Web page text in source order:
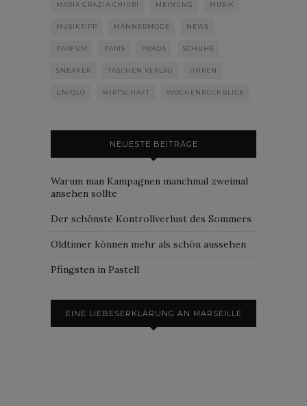
MARIA GRAZIA CHIURI MEINUNG MUSIK
MUSIKTIPP MÄNNERMODE NEWS
PARFUM PARIS PRADA SCHUHE
SNEAKER TASCHEN VERLAG UHREN
UNIQLO WIRTSCHAFT WOCHENRÜCKBLICK
NEUESTE BEITRÄGE
Warum man Kampagnen manchmal zweimal
ansehen sollte
Der schönste Kontrollverlust des Sommers
Oldtimer können mehr als schön aussehen
Pfingsten in Pastell
EINE LIEBESERKLÄRUNG AN MARSEILLE